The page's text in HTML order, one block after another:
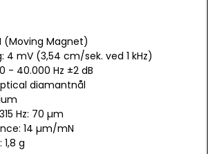
(Moving Magnet)
4 mV (3,54 cm/sek. ved 1 kHz)
- 40.000 Hz ±2 dB
diamantnål
Hz: 70 µm
14 µm/mN
g